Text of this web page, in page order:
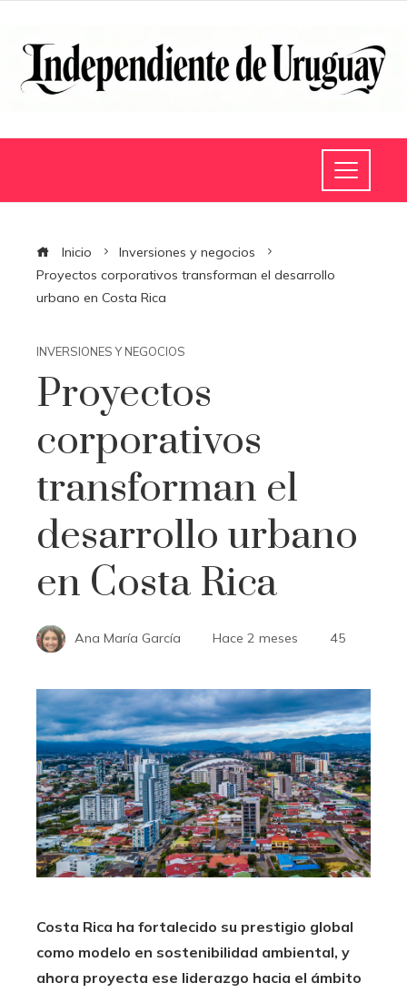
Inicio
Inversiones y negocios
Proyectos corporativos transforman el desarrollo
urbano en Costa Rica
INVERSIONES Y NEGOCIOS
Proyectos
corporativos
transforman el
desarrollo urbano
en Costa Rica
Ana María García Hace 2 meses 45
Costa Rica ha fortalecido su prestigio global
como modelo en sostenibilidad ambiental, y
ahora proyecta ese liderazgo hacia el ámbito